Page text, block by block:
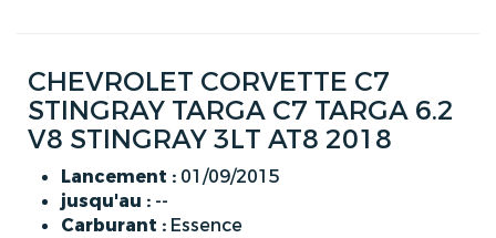
CHEVROLET CORVETTE C7
STINGRAY TARGA C7 TARGA 6.2
V8 STINGRAY 3LT AT8 2018
Lancement : 01/09/2015
jusqu'au : --
Carburant : Essence